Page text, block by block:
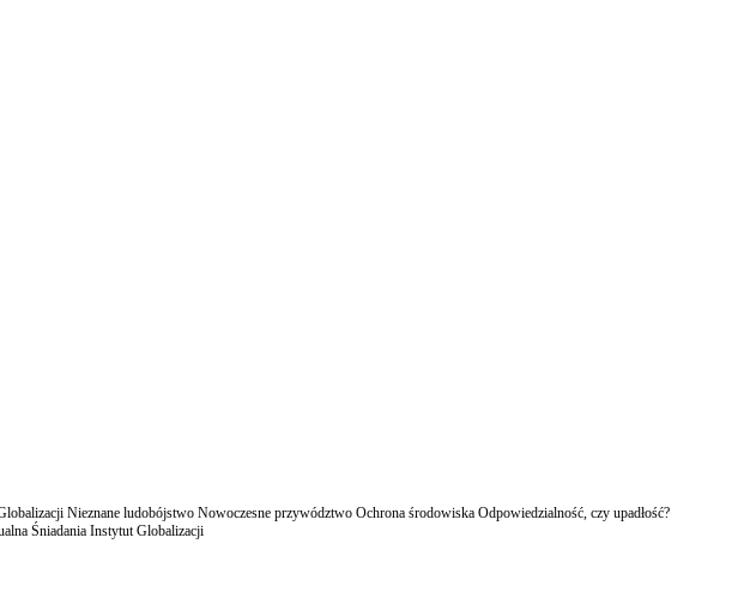
Nieznane ludobójstwo Nowoczesne przywództwo Ochrona środowiska Odpowiedzialność, czy upadłość?
Śniadania Instytut Globalizacji